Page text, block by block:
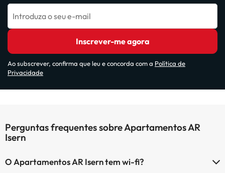
Introduza o seu e-mail
Inscrever-me agora
Ao subscrever, confirma que leu e concorda com a Política de
Privacidade
Perguntas frequentes sobre Apartamentos AR
Isern
O Apartamentos AR Isern tem wi-fi?